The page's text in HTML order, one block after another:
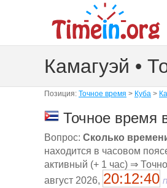
Камагуэй •
Позиция: Точное время > Куба >
Точное время
Вопрос: Сколько
находится в часовом
активный (+ 1 час) ⇒
август 2026, 20:12:40